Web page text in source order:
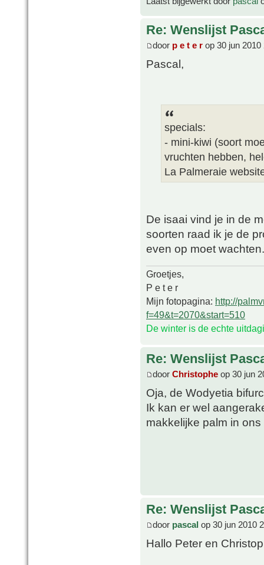
Re: Wenslijst
door p e t e r op 30 jun 2010
Pascal,
specials:
- mini-kiwi (soort
vruchten hebben,
La Palmeraie
De isaai vind je in de
soorten raad ik je de
even op moet wachten.
Groetjes,
P e t e r
Mijn fotopagina: http://
f=49&t=2070&start=510
De winter is de echte
Re: Wenslijst
door Christophe op 30 jun
Oja, de Wodyetia
Ik kan er wel
makkelijke palm in
Re: Wenslijst
door pascal op 30 jun 2010
Hallo Peter en